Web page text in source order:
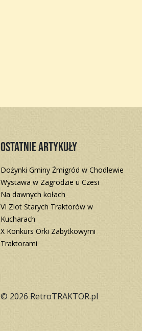
Ostatnie artykuły
Dożynki Gminy Żmigród w Chodlewie
Wystawa w Zagrodzie u Czesi
Na dawnych kołach
VI Zlot Starych Traktorów w
Kucharach
X Konkurs Orki Zabytkowymi
Traktorami
© 2026 RetroTRAKTOR.pl